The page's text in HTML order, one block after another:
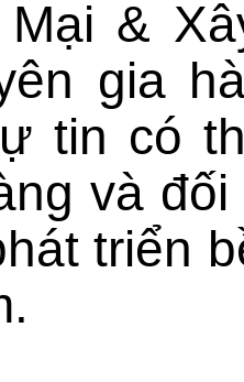
&
gia
tin có
và
triển